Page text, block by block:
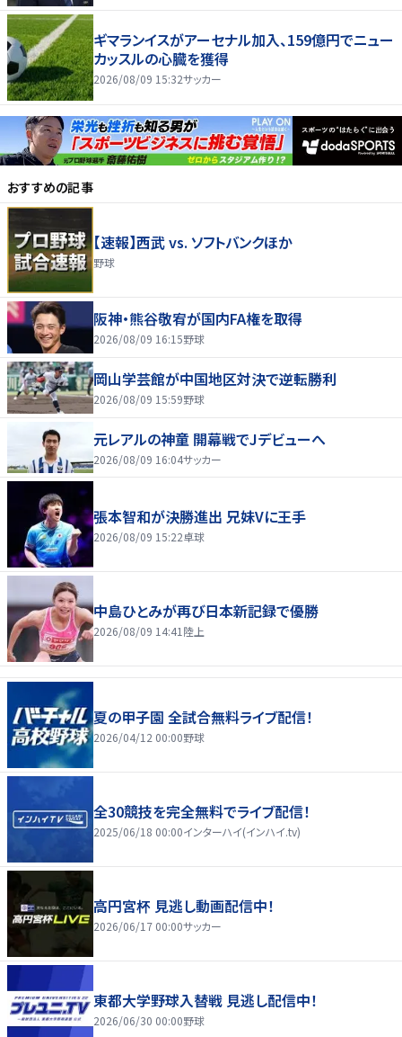
ギマランイスがアーセナル加入、159億円でニュー
カッスルの心臓を獲得
2026/08/09 15:32サッカー
おすすめの記事
【速報】西武 vs. ソフトバンクほか
野球
阪神・熊谷敬宥が国内FA権を取得
2026/08/09 16:15野球
岡山学芸館が中国地区対決で逆転勝利
2026/08/09 15:59野球
元レアルの神童 開幕戦でJデビューへ
2026/08/09 16:04サッカー
張本智和が決勝進出 兄妹Vに王手
2026/08/09 15:22卓球
中島ひとみが再び日本新記録で優勝
2026/08/09 14:41 陸上
夏の甲子園 全試合無料ライブ配信！
2026/04/12 00:00野球
全30競技を完全無料でライブ配信！
2025/06/18 00:00インターハイ(インハイ.tv)
高円宮杯 見逃し動画配信中！
2026/06/17 00:00サッカー
東都大学野球入替戦 見逃し配信中！
2026/06/30 00:00野球